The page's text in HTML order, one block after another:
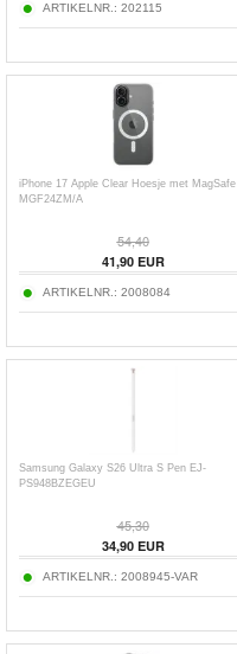
ARTIKELNR.: 202115
iPhone 17 Apple Clear Hoesje met MagSafe
MGF24ZM/A
54,40
41,90EUR
ARTIKELNR.: 2008084
Samsung Galaxy S26 Ultra S Pen EJ-
PS948BZEGEU
45,30
34,90EUR
ARTIKELNR.: 2008945-VAR